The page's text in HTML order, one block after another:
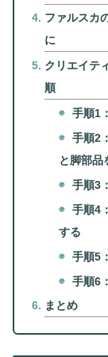
ファルスカ
に
クリエイテ
順
手順1
手順2
と脚部品
手順3
手順4
する
手順5
手順6
まとめ